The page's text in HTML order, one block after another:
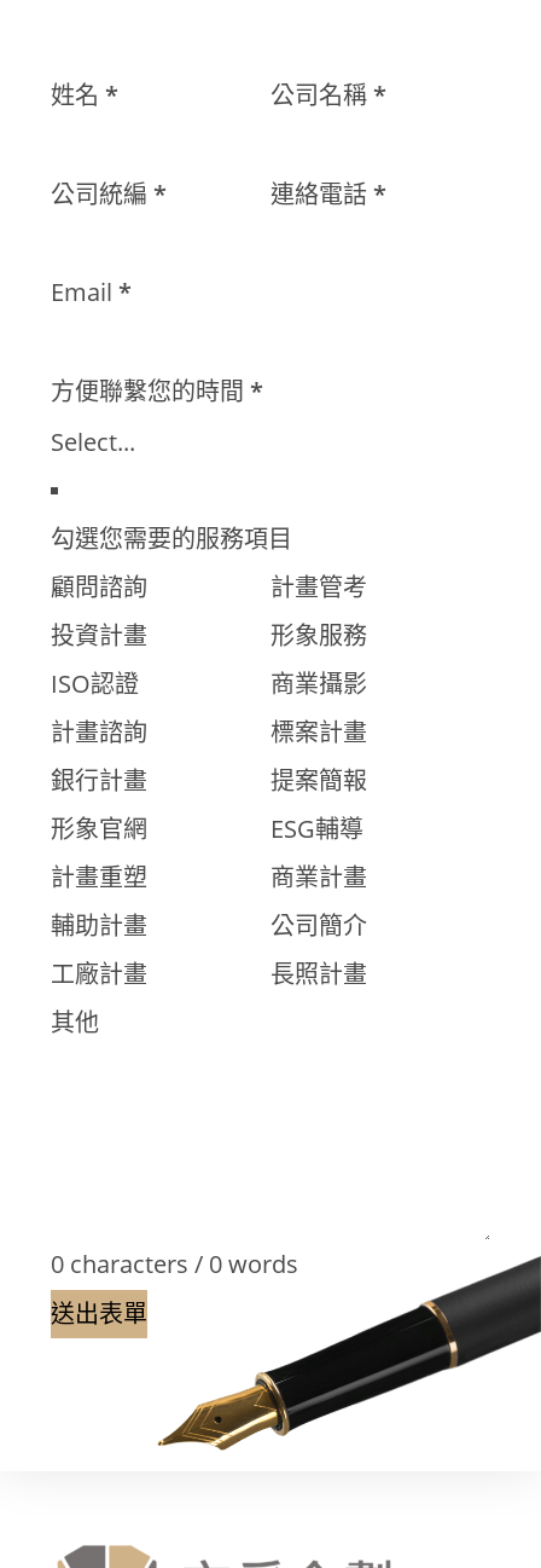
姓名 * 公司名稱*
公司統編 * 連絡電話*
Email *
方便聯繫您的時間 *
勾選您需要的服務項目
顧問諮詢
計畫管考
投資計畫
形象服務
ISO認證
商業攝影
計畫諮詢
標案計畫
銀行計畫
提案簡報
形象官網
ESG輔導
計畫重塑
商業計畫
輔助計畫
公司簡介
工廠計畫
長照計畫
其他
0 characters / 0 words
送出表單